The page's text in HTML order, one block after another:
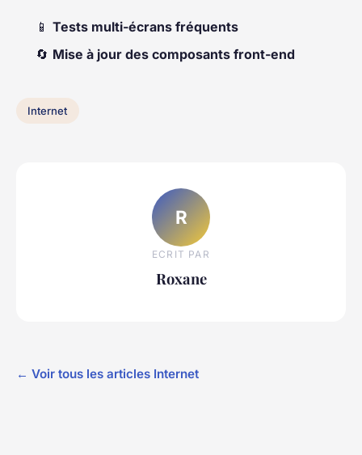
📱 Tests multi-écrans fréquents
🔄 Mise à jour des composants front-end
Internet
R
ECRIT PAR
Roxane
← Voir tous les articles Internet